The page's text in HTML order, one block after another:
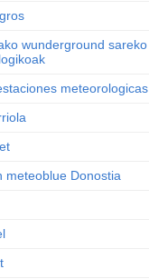
wunderground
meteoblue Donostia